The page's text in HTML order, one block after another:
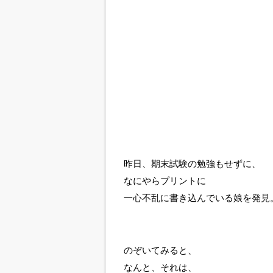
昨日、期末試験の勉強もせずに、
なにやらプリントに
一心不乱に書き込んでいる娘を発見
のぞいてみると、
なんと、それは、